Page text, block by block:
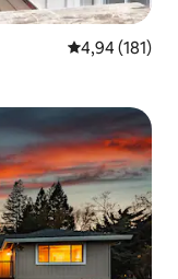
Gemiddelde
4,94 (181)